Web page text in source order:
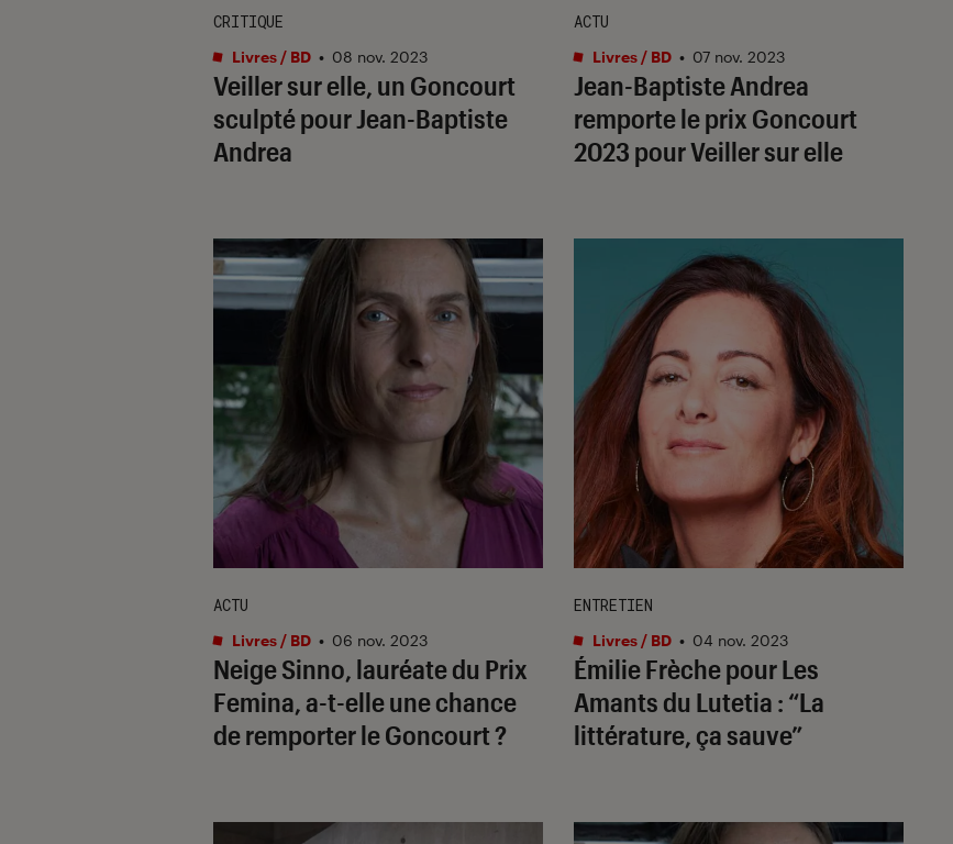
Veiller sur elle, un Goncourt
sculpté pour Jean-Baptiste
Andrea
CRITIQUE
Livres / BD • 08 nov. 2023
Jean-Baptiste Andrea
remporte le prix Goncourt
2023 pour Veiller sur elle
ACTU
Livres / BD • 07 nov. 2023
Neige Sinno, lauréate du Prix
Femina, a-t-elle une chance
de remporter le Goncourt ?
ACTU
Livres / BD • 06 nov. 2023
Émilie Frèche pourLes
Amants du Lutetia : “La
littérature, ça sauve”
ENTRETIEN
Livres / BD • 04 nov. 2023